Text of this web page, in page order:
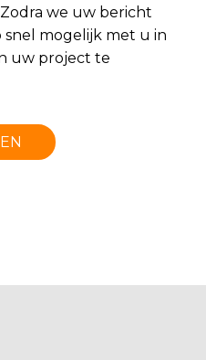
Zodra we uw bericht
mogelijk met u in
uw project te